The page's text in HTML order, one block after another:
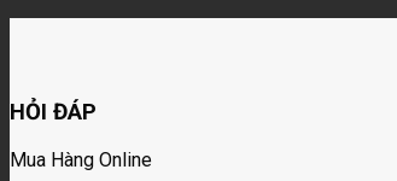
HỎI ĐÁP
Mua Hàng Online